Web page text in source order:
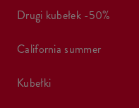
drugi kubełek -50%
california summer
kubełki